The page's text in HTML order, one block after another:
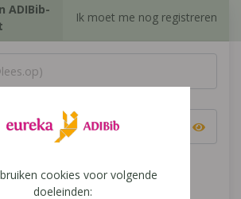
ADIBib-
Ik moet me nog registreren
Inloggen
cookies voor volgende
doeleinden: